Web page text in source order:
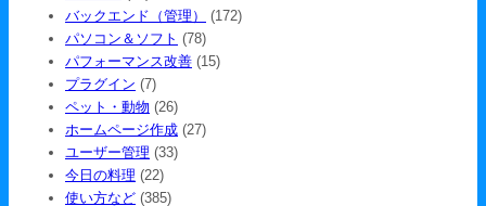
バックエンド（管理）
(172)
パソコン＆ソフト (78)
パフォーマンス改善 (15)
プラグイン (7)
ペット・動物 (26)
ホームページ作成 (27)
ユーザー管理 (33)
今日の料理 (22)
使い方など (385)